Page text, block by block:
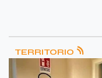
TERRITORIO